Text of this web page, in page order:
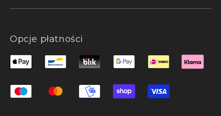
Opcje płatności